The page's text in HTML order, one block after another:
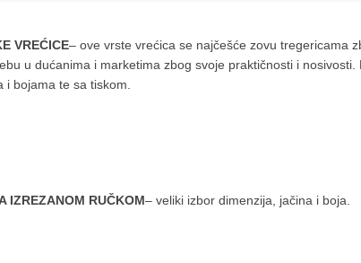
VREĆICE– ove vrste vrećica se najčešće zovu tregericama
u dućanima i marketima zbog svoje praktičnosti i nosivosti.
i bojama te sa tiskom.
IZREZANOM RUČKOM– veliki izbor dimenzija, jačina i boja.